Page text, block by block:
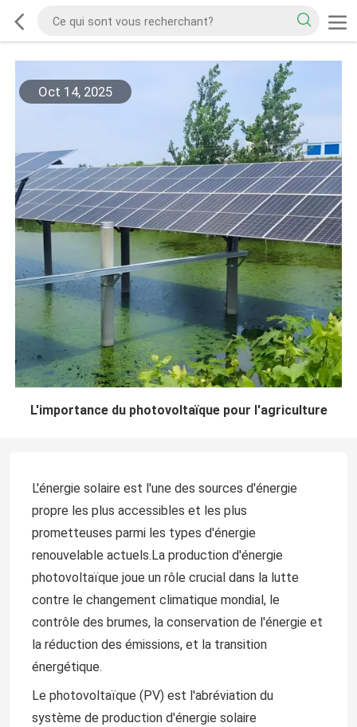
Oct 14, 2025
L'importance du photovoltaïque pour l'agriculture
L'énergie solaire est l'une des sources d'énergie
propre les plus accessibles et les plus
prometteuses parmi les types d'énergie
renouvelable actuels.La production d'énergie
photovoltaïque joue un rôle crucial dans la lutte
contre le changement climatique mondial, le
contrôle des brumes, la conservation de l'énergie et
la réduction des émissions, et la transition
énergétique.
Le photovoltaïque (PV) est l'abréviation du
système de production d'énergie solaire